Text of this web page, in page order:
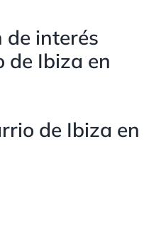
de interés
de Ibiza en
de Ibiza en